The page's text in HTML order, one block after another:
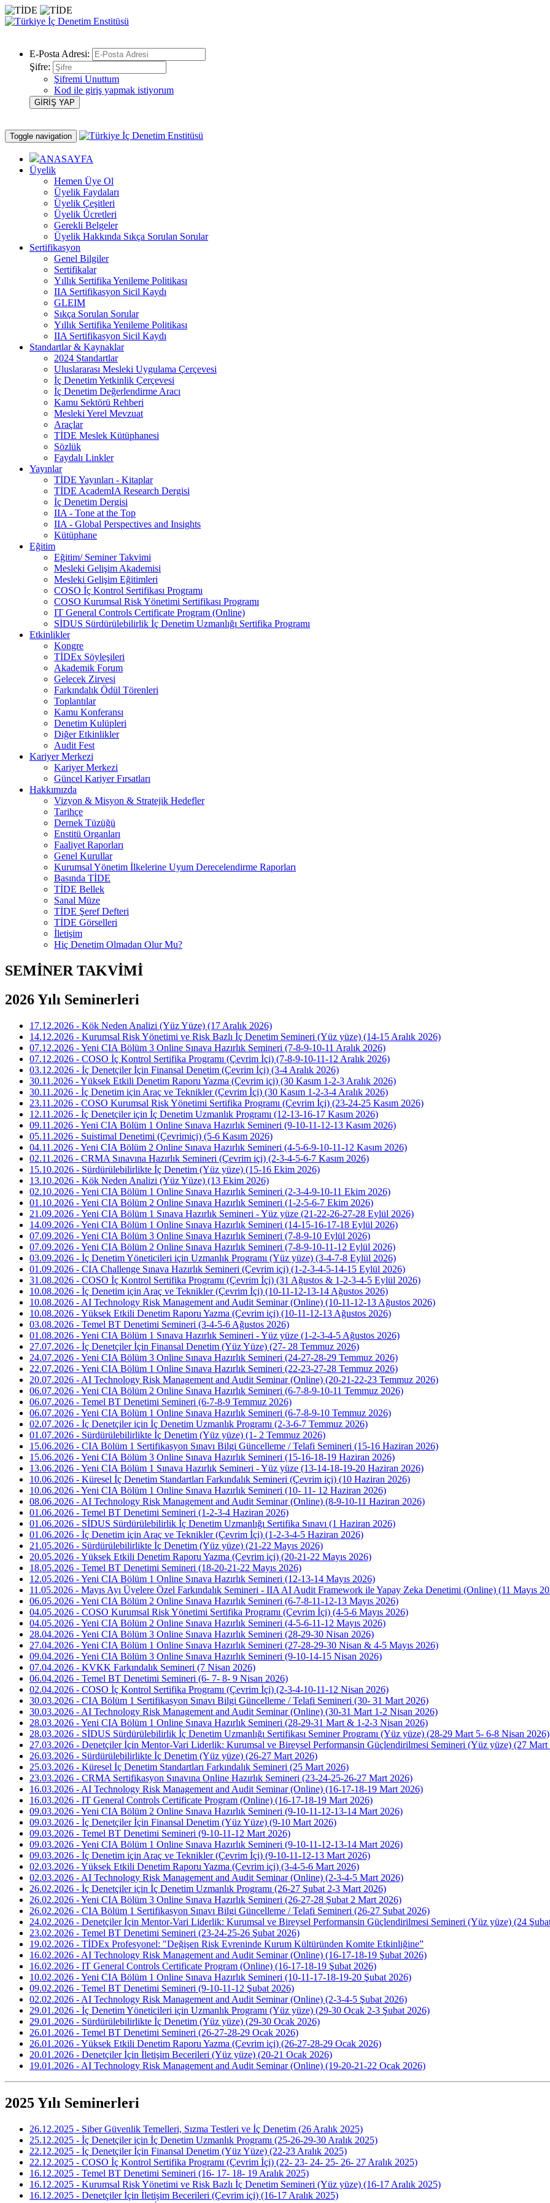
E-Posta Adresi:
Şifre:
Şifremi Unuttum
Kod ile giriş yapmak istiyorum
Toggle navigation
ANASAYFA
Üyelik
Hemen Üye Ol
Üyelik Faydaları
Üyelik Çeşitleri
Üyelik Ücretleri
Gerekli Belgeler
Üyelik Hakkında Sıkça Sorulan Sorular
Sertifikasyon
Genel Bilgiler
Sertifikalar
Yıllık Sertifika Yenileme Politikası
IIA Sertifikasyon Sicil Kaydı
GLEIM
Sıkça Sorulan Sorular
Yıllık Sertifika Yenileme Politikası
IIA Sertifikasyon Sicil Kaydı
Standartlar & Kaynaklar
2024 Standartlar
Uluslararası Mesleki Uygulama Çerçevesi
İç Denetim Yetkinlik Çerçevesi
İç Denetim Değerlendirme Aracı
Kamu Sektörü Rehberi
Mesleki Yerel Mevzuat
Araçlar
TİDE Meslek Kütüphanesi
Sözlük
Faydalı Linkler
Yayınlar
TİDE Yayınları - Kitaplar
TİDE AcademIA Research Dergisi
İç Denetim Dergisi
IIA - Tone at the Top
IIA - Global Perspectives and Insights
Kütüphane
Eğitim
Eğitim/ Seminer Takvimi
Mesleki Gelişim Akademisi
Mesleki Gelişim Eğitimleri
COSO İç Kontrol Sertifikası Programı
COSO Kurumsal Risk Yönetimi Sertifikası Programı
IT General Controls Certificate Program (Online)
SİDUS Sürdürülebilirlik İç Denetim Uzmanlığı Sertifika Programı
Etkinlikler
Kongre
TİDEx Söyleşileri
Akademik Forum
Gelecek Zirvesi
Farkındalık Ödül Törenleri
Toplantılar
Kamu Konferansı
Denetim Kulüpleri
Diğer Etkinlikler
Audit Fest
Kariyer Merkezi
Kariyer Merkezi
Güncel Kariyer Fırsatları
Hakkımızda
Vizyon & Misyon & Stratejik Hedefler
Tarihçe
Dernek Tüzüğü
Enstitü Organları
Faaliyet Raporları
Genel Kurullar
Kurumsal Yönetim İlkelerine Uyum Derecelendirme Raporları
Basında TİDE
TİDE Bellek
Sanal Müze
TİDE Şeref Defteri
TİDE Görselleri
İletişim
Hiç Denetim Olmadan Olur Mu?
SEMİNER TAKVİMİ
2026 Yılı Seminerleri
17.12.2026 - Kök Neden Analizi (Yüz Yüze) (17 Aralık 2026)
14.12.2026 - Kurumsal Risk Yönetimi ve Risk Bazlı İç Denetim Semineri (Yüz yüze) (14-15 Aralık 2026)
07.12.2026 - Yeni CIA Bölüm 3 Online Sınava Hazırlık Semineri (7-8-9-10-11 Aralık 2026)
07.12.2026 - COSO İç Kontrol Sertifika Programı (Çevrim İçi) (7-8-9-10-11-12 Aralık 2026)
03.12.2026 - İç Denetçiler İçin Finansal Denetim (Çevrim İçi) (3-4 Aralık 2026)
30.11.2026 - Yüksek Etkili Denetim Raporu Yazma (Çevrim içi) (30 Kasım 1-2-3 Aralık 2026)
30.11.2026 - İç Denetim için Araç ve Teknikler (Çevrim İçi) (30 Kasım 1-2-3-4 Aralık 2026)
23.11.2026 - COSO Kurumsal Risk Yönetimi Sertifika Programı (Çevrim İçi) (23-24-25 Kasım 2026)
12.11.2026 - İç Denetçiler için İç Denetim Uzmanlık Programı (12-13-16-17 Kasım 2026)
09.11.2026 - Yeni CIA Bölüm 1 Online Sınava Hazırlık Semineri (9-10-11-12-13 Kasım 2026)
05.11.2026 - Suistimal Denetimi (Çevrimiçi) (5-6 Kasım 2026)
04.11.2026 - Yeni CIA Bölüm 2 Online Sınava Hazırlık Semineri (4-5-6-9-10-11-12 Kasım 2026)
02.11.2026 - CRMA Sınavına Hazırlık Semineri (Çevrim içi) (2-3-4-5-6-7 Kasım 2026)
15.10.2026 - Sürdürülebilirlikte İç Denetim (Yüz yüze) (15-16 Ekim 2026)
13.10.2026 - Kök Neden Analizi (Yüz Yüze) (13 Ekim 2026)
02.10.2026 - Yeni CIA Bölüm 1 Online Sınava Hazırlık Semineri (2-3-4-9-10-11 Ekim 2026)
01.10.2026 - Yeni CIA Bölüm 2 Online Sınava Hazırlık Semineri (1-2-5-6-7 Ekim 2026)
21.09.2026 - Yeni CIA Bölüm 1 Sınava Hazırlık Semineri - Yüz yüze (21-22-26-27-28 Eylül 2026)
14.09.2026 - Yeni CIA Bölüm 1 Online Sınava Hazırlık Semineri (14-15-16-17-18 Eylül 2026)
07.09.2026 - Yeni CIA Bölüm 3 Online Sınava Hazırlık Semineri (7-8-9-10 Eylül 2026)
07.09.2026 - Yeni CIA Bölüm 2 Online Sınava Hazırlık Semineri (7-8-9-10-11-12 Eylül 2026)
03.09.2026 - İç Denetim Yöneticileri için Uzmanlık Programı (Yüz yüze) (3-4-7-8 Eylül 2026)
01.09.2026 - CIA Challenge Sınava Hazırlık Semineri (Çevrim içi) (1-2-3-4-5-14-15 Eylül 2026)
31.08.2026 - COSO İç Kontrol Sertifika Programı (Çevrim İçi) (31 Ağustos & 1-2-3-4-5 Eylül 2026)
10.08.2026 - İç Denetim için Araç ve Teknikler (Çevrim İçi) (10-11-12-13-14 Ağustos 2026)
10.08.2026 - AI Technology Risk Management and Audit Seminar (Online) (10-11-12-13 Ağustos 2026)
10.08.2026 - Yüksek Etkili Denetim Raporu Yazma (Çevrim içi) (10-11-12-13 Ağustos 2026)
03.08.2026 - Temel BT Denetimi Semineri (3-4-5-6 Ağustos 2026)
01.08.2026 - Yeni CIA Bölüm 1 Sınava Hazırlık Semineri - Yüz yüze (1-2-3-4-5 Ağustos 2026)
27.07.2026 - İç Denetçiler İçin Finansal Denetim (Yüz Yüze) (27- 28 Temmuz 2026)
24.07.2026 - Yeni CIA Bölüm 3 Online Sınava Hazırlık Semineri (24-27-28-29 Temmuz 2026)
22.07.2026 - Yeni CIA Bölüm 1 Online Sınava Hazırlık Semineri (22-23-27-28 Temmuz 2026)
20.07.2026 - AI Technology Risk Management and Audit Seminar (Online) (20-21-22-23 Temmuz 2026)
06.07.2026 - Yeni CIA Bölüm 2 Online Sınava Hazırlık Semineri (6-7-8-9-10-11 Temmuz 2026)
06.07.2026 - Temel BT Denetimi Semineri (6-7-8-9 Temmuz 2026)
06.07.2026 - Yeni CIA Bölüm 1 Online Sınava Hazırlık Semineri (6-7-8-9-10 Temmuz 2026)
02.07.2026 - İç Denetçiler için İç Denetim Uzmanlık Programı (2-3-6-7 Temmuz 2026)
01.07.2026 - Sürdürülebilirlikte İç Denetim (Yüz yüze) (1- 2 Temmuz 2026)
15.06.2026 - CIA Bölüm 1 Sertifikasyon Sınavı Bilgi Güncelleme / Telafi Semineri (15-16 Haziran 2026)
15.06.2026 - Yeni CIA Bölüm 3 Online Sınava Hazırlık Semineri (15-16-18-19 Haziran 2026)
13.06.2026 - Yeni CIA Bölüm 1 Sınava Hazırlık Semineri - Yüz yüze (13-14-18-19-20 Haziran 2026)
10.06.2026 - Küresel İç Denetim Standartları Farkındalık Semineri (Çevrim içi) (10 Haziran 2026)
10.06.2026 - Yeni CIA Bölüm 1 Online Sınava Hazırlık Semineri (10- 11- 12 Haziran 2026)
08.06.2026 - AI Technology Risk Management and Audit Seminar (Online) (8-9-10-11 Haziran 2026)
01.06.2026 - Temel BT Denetimi Semineri (1-2-3-4 Haziran 2026)
01.06.2026 - SİDUS Sürdürülebilirlik İç Denetim Uzmanlığı Sertifika Sınavı (1 Haziran 2026)
01.06.2026 - İç Denetim için Araç ve Teknikler (Çevrim İçi) (1-2-3-4-5 Haziran 2026)
21.05.2026 - Sürdürülebilirlikte İç Denetim (Yüz yüze) (21-22 Mayıs 2026)
20.05.2026 - Yüksek Etkili Denetim Raporu Yazma (Çevrim içi) (20-21-22 Mayıs 2026)
18.05.2026 - Temel BT Denetimi Semineri (18-20-21-22 Mayıs 2026)
12.05.2026 - Yeni CIA Bölüm 1 Online Sınava Hazırlık Semineri (12-13-14 Mayıs 2026)
11.05.2026 - Mayıs Ayı Üyelere Özel Farkındalık Semineri - IIA AI Audit Framework ile Yapay Zeka Denetimi (Online) (11 Mayıs
06.05.2026 - Yeni CIA Bölüm 2 Online Sınava Hazırlık Semineri (6-7-8-11-12-13 Mayıs 2026)
04.05.2026 - COSO Kurumsal Risk Yönetimi Sertifika Programı (Çevrim İçi) (4-5-6 Mayıs 2026)
04.05.2026 - Yeni CIA Bölüm 2 Online Sınava Hazırlık Semineri (4-5-6-11-12 Mayıs 2026)
28.04.2026 - Yeni CIA Bölüm 3 Online Sınava Hazırlık Semineri (28-29-30 Nisan 2026)
27.04.2026 - Yeni CIA Bölüm 1 Online Sınava Hazırlık Semineri (27-28-29-30 Nisan & 4-5 Mayıs 2026)
09.04.2026 - Yeni CIA Bölüm 3 Online Sınava Hazırlık Semineri (9-10-14-15 Nisan 2026)
07.04.2026 - KVKK Farkındalık Semineri (7 Nisan 2026)
06.04.2026 - Temel BT Denetimi Semineri (6- 7- 8- 9 Nisan 2026)
02.04.2026 - COSO İç Kontrol Sertifika Programı (Çevrim İçi) (2-3-4-10-11-12 Nisan 2026)
30.03.2026 - CIA Bölüm 1 Sertifikasyon Sınavı Bilgi Güncelleme / Telafi Semineri (30- 31 Mart 2026)
30.03.2026 - AI Technology Risk Management and Audit Seminar (Online) (30-31 Mart 1-2 Nisan 2026)
28.03.2026 - Yeni CIA Bölüm 1 Online Sınava Hazırlık Semineri (28-29-31 Mart & 1-2-3 Nisan 2026)
28.03.2026 - SİDUS Sürdürülebilirlik İç Denetim Uzmanlığı Sertifikası Seminer Programı (Yüz yüze) (28-29 Mart 5- 6-8 Nisan 2026)
27.03.2026 - Denetçiler İçin Mentor-Vari Liderlik: Kurumsal ve Bireysel Performansin Güçlendirilmesi Semineri (Yüz yüze) (27 Mart
26.03.2026 - Sürdürülebilirlikte İç Denetim (Yüz yüze) (26-27 Mart 2026)
25.03.2026 - Küresel İç Denetim Standartları Farkındalık Semineri (25 Mart 2026)
23.03.2026 - CRMA Sertifikasyon Sınavına Online Hazırlık Semineri (23-24-25-26-27 Mart 2026)
16.03.2026 - AI Technology Risk Management and Audit Seminar (Online) (16-17-18-19 Mart 2026)
16.03.2026 - IT General Controls Certificate Program (Online) (16-17-18-19 Mart 2026)
09.03.2026 - Yeni CIA Bölüm 2 Online Sınava Hazırlık Semineri (9-10-11-12-13-14 Mart 2026)
09.03.2026 - İç Denetçiler İçin Finansal Denetim (Yüz Yüze) (9-10 Mart 2026)
09.03.2026 - Temel BT Denetimi Semineri (9-10-11-12 Mart 2026)
09.03.2026 - Yeni CIA Bölüm 1 Online Sınava Hazırlık Semineri (9-10-11-12-13-14 Mart 2026)
09.03.2026 - İç Denetim için Araç ve Teknikler (Çevrim İçi) (9-10-11-12-13 Mart 2026)
02.03.2026 - Yüksek Etkili Denetim Raporu Yazma (Çevrim içi) (3-4-5-6 Mart 2026)
02.03.2026 - AI Technology Risk Management and Audit Seminar (Online) (2-3-4-5 Mart 2026)
26.02.2026 - İç Denetçiler için İç Denetim Uzmanlık Programı (26-27 Şubat 2-3 Mart 2026)
26.02.2026 - Yeni CIA Bölüm 3 Online Sınava Hazırlık Semineri (26-27-28 Şubat 2 Mart 2026)
26.02.2026 - CIA Bölüm 1 Sertifikasyon Sınavı Bilgi Güncelleme / Telafi Semineri (26-27 Şubat 2026)
24.02.2026 - Denetçiler İçin Mentor-Vari Liderlik: Kurumsal ve Bireysel Performansin Güçlendirilmesi Semineri (Yüz yüze) (24
23.02.2026 - Temel BT Denetimi Semineri (23-24-25-26 Şubat 2026)
19.02.2026 - TİDEx Profesyonel: "Değişen Risk Evreninde Kurum Kültüründen Komite Etkinliğine”
16.02.2026 - AI Technology Risk Management and Audit Seminar (Online) (16-17-18-19 Şubat 2026)
16.02.2026 - IT General Controls Certificate Program (Online) (16-17-18-19 Şubat 2026)
10.02.2026 - Yeni CIA Bölüm 1 Online Sınava Hazırlık Semineri (10-11-17-18-19-20 Şubat 2026)
09.02.2026 - Temel BT Denetimi Semineri (9-10-11-12 Şubat 2026)
02.02.2026 - AI Technology Risk Management and Audit Seminar (Online) (2-3-4-5 Şubat 2026)
29.01.2026 - İç Denetim Yöneticileri için Uzmanlık Programı (Yüz yüze) (29-30 Ocak 2-3 Şubat 2026)
29.01.2026 - Sürdürülebilirlikte İç Denetim (Yüz yüze) (29-30 Ocak 2026)
26.01.2026 - Temel BT Denetimi Semineri (26-27-28-29 Ocak 2026)
26.01.2026 - Yüksek Etkili Denetim Raporu Yazma (Çevrim içi) (26-27-28-29 Ocak 2026)
20.01.2026 - Denetçiler İçin İletişim Becerileri (Yüz yüze) (20-21 Ocak 2026)
19.01.2026 - AI Technology Risk Management and Audit Seminar (Online) (19-20-21-22 Ocak 2026)
2025 Yılı Seminerleri
26.12.2025 - Siber Güvenlik Temelleri, Sızma Testleri ve İç Denetim (26 Aralık 2025)
25.12.2025 - İç Denetçiler için İç Denetim Uzmanlık Programı (25-26-29-30 Aralık 2025)
22.12.2025 - İç Denetçiler İçin Finansal Denetim (Yüz Yüze) (22-23 Aralık 2025)
22.12.2025 - COSO İç Kontrol Sertifika Programı (Çevrim İçi) (22- 23- 24- 25- 26- 27 Aralık 2025)
16.12.2025 - Temel BT Denetimi Semineri (16- 17- 18- 19 Aralık 2025)
16.12.2025 - Kurumsal Risk Yönetimi ve Risk Bazlı İç Denetim Semineri (Yüz yüze) (16-17 Aralık 2025)
16.12.2025 - Denetçiler İçin İletişim Becerileri (Çevrim içi) (16-17 Aralık 2025)